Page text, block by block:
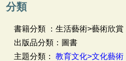
分類
書籍分類 ：生活藝術>藝術欣賞
出版品分類：圖書
主題分類： 教育文化>文化藝術